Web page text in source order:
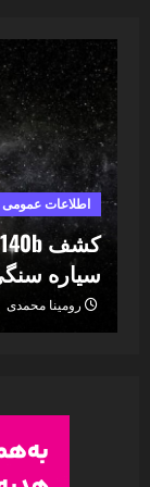
اطلاعات عمومی
سیاره
رومینا محمدی